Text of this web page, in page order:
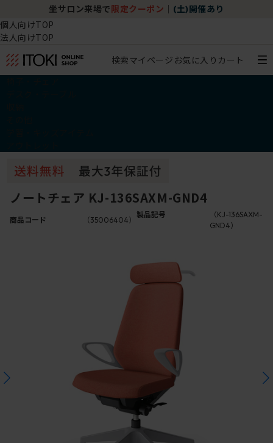
坐サロン来場で 限定クーポン (土)開催あり
個人向けTOP
法人向けTOP
検索マイページ お気に入り カート
ノートチェア KJ-136SAXM-GND4
商品コード （35006404）
製品記号
（KJ-136SAXM-
GND4）